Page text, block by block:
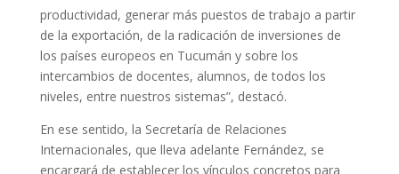
productividad, generar más puestos de trabajo a partir
de la exportación, de la radicación de inversiones de
los países europeos en Tucumán y sobre los
intercambios de docentes, alumnos, de todos los
niveles, entre nuestros sistemas”, destacó.
En ese sentido, la Secretaría de Relaciones
Internacionales, que lleva adelante Fernández, se
encargará de establecer los vínculos concretos para